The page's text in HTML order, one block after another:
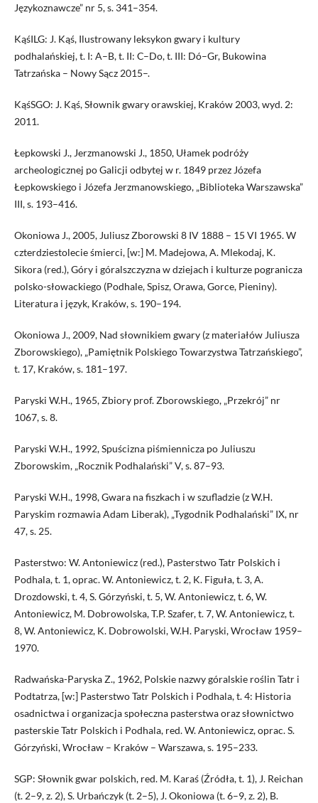
Językoznawcze” nr 5, s. 341–354.
KąśILG: J. Kąś, Ilustrowany leksykon gwary i kultury
podhalańskiej, t. I: A–B, t. II: C–Do, t. III: Dó–Gr, Bukowina
Tatrzańska – Nowy Sącz 2015–.
KąśSGO: J. Kąś, Słownik gwary orawskiej, Kraków 2003, wyd. 2:
2011.
Łepkowski J., Jerzmanowski J., 1850, Ułamek podróży
archeologicznej po Galicji odbytej w r. 1849 przez Józefa
Łepkowskiego i Józefa Jerzmanowskiego, „Biblioteka Warszawska”
III, s. 193–416.
Okoniowa J., 2005, Juliusz Zborowski 8 IV 1888 – 15 VI 1965. W
czterdziestolecie śmierci, [w:] M. Madejowa, A. Mlekodaj, K.
Sikora (red.), Góry i góralszczyzna w dziejach i kulturze pogranicza
polsko-słowackiego (Podhale, Spisz, Orawa, Gorce, Pieniny).
Literatura i język, Kraków, s. 190–194.
Okoniowa J., 2009, Nad słownikiem gwary (z materiałów Juliusza
Zborowskiego), „Pamiętnik Polskiego Towarzystwa Tatrzańskiego”,
t. 17, Kraków, s. 181–197.
Paryski W.H., 1965, Zbiory prof. Zborowskiego, „Przekrój” nr
1067, s. 8.
Paryski W.H., 1992, Spuścizna piśmiennicza po Juliuszu
Zborowskim, „Rocznik Podhalański” V, s. 87–93.
Paryski W.H., 1998, Gwara na fiszkach i w szufladzie (z W.H.
Paryskim rozmawia Adam Liberak), „Tygodnik Podhalański” IX, nr
47, s. 25.
Pasterstwo: W. Antoniewicz (red.), Pasterstwo Tatr Polskich i
Podhala, t. 1, oprac. W. Antoniewicz, t. 2, K. Figuła, t. 3, A.
Drozdowski, t. 4, S. Górzyński, t. 5, W. Antoniewicz, t. 6, W.
Antoniewicz, M. Dobrowolska, T.P. Szafer, t. 7, W. Antoniewicz, t.
8, W. Antoniewicz, K. Dobrowolski, W.H. Paryski, Wrocław 1959–
1970.
Radwańska-Paryska Z., 1962, Polskie nazwy góralskie roślin Tatr i
Podtatrza, [w:] Pasterstwo Tatr Polskich i Podhala, t. 4: Historia
osadnictwa i organizacja społeczna pasterstwa oraz słownictwo
pasterskie Tatr Polskich i Podhala, red. W. Antoniewicz, oprac. S.
Górzyński, Wrocław – Kraków – Warszawa, s. 195–233.
SGP: Słownik gwar polskich, red. M. Karaś (Źródła, t. 1), J. Reichan
(t. 2–9, z. 2), S. Urbańczyk (t. 2–5), J. Okoniowa (t. 6–9, z. 2), B.